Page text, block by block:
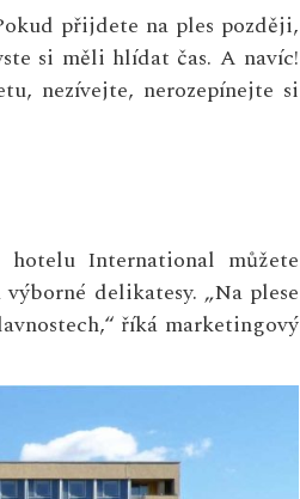
přijdete na ples později,
si měli hlídat čas. A navíc!
nezívejte, nerozepínejte si
International můžete
delikatesy. „Na plese
říká marketingový